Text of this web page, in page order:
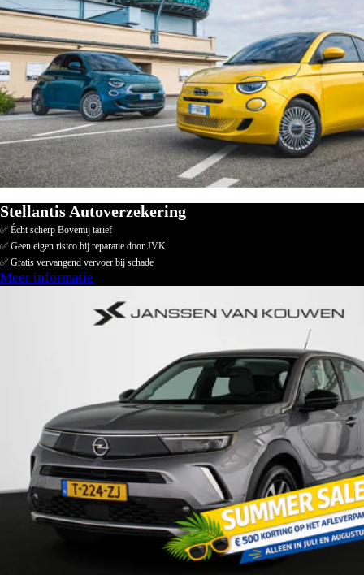
Stellantis Autoverzekering
✅ Écht scherp Bovemij tarief
✅ Geen eigen risico bij reparatie door JVK
✅ Gratis vervangend vervoer bij schade
Meer informatie